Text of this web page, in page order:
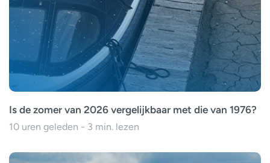
Is de zomer van 2026 vergelijkbaar met die van 1976?
10 uren geleden - 3 min. lezen